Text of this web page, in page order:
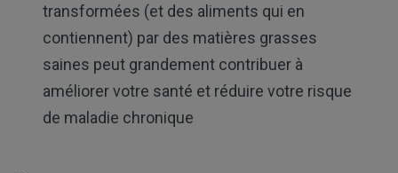
transformées (et des aliments qui en
contiennent) par des matières grasses
saines peut grandement contribuer à
améliorer votre santé et réduire votre risque
de maladie chronique